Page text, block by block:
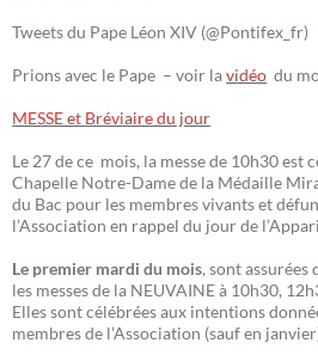
Tweets du Pape Léon XIV (@Pontifex_fr)
Prions avec le Pape – voir lavidéo du
MESSE et Bréviaire du jour
Le 27 de ce mois, la messe de 10h30 est
Chapelle Notre-Dame de la Médaille
du Bac pour les membres vivants et
l’Association en rappel du jour de
Le premier mardi du mois, sont assurées
les messes de la NEUVAINE à 10h30,
Elles sont célébrées aux intentions
membres de l’Association (sauf en